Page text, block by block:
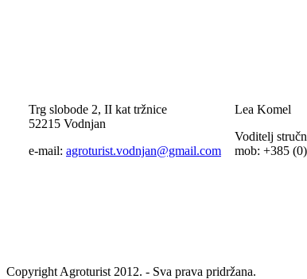
Trg slobode 2, II kat tržnice
52215 Vodnjan
e-mail: agroturist.vodnjan@gmail.com
Lea Komel
Voditelj
mob: +385
Copyright Agroturist 2012. - Sva prava pridržana.